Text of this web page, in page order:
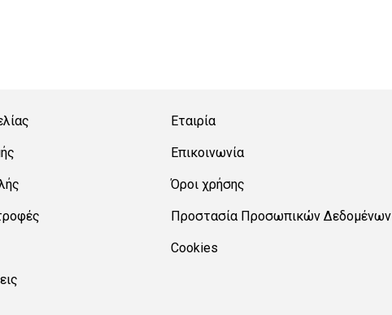
Εταιρία
Επικοινωνία
Όροι χρήσης
Προστασία Προσωπικών Δεδομένων
Cookies